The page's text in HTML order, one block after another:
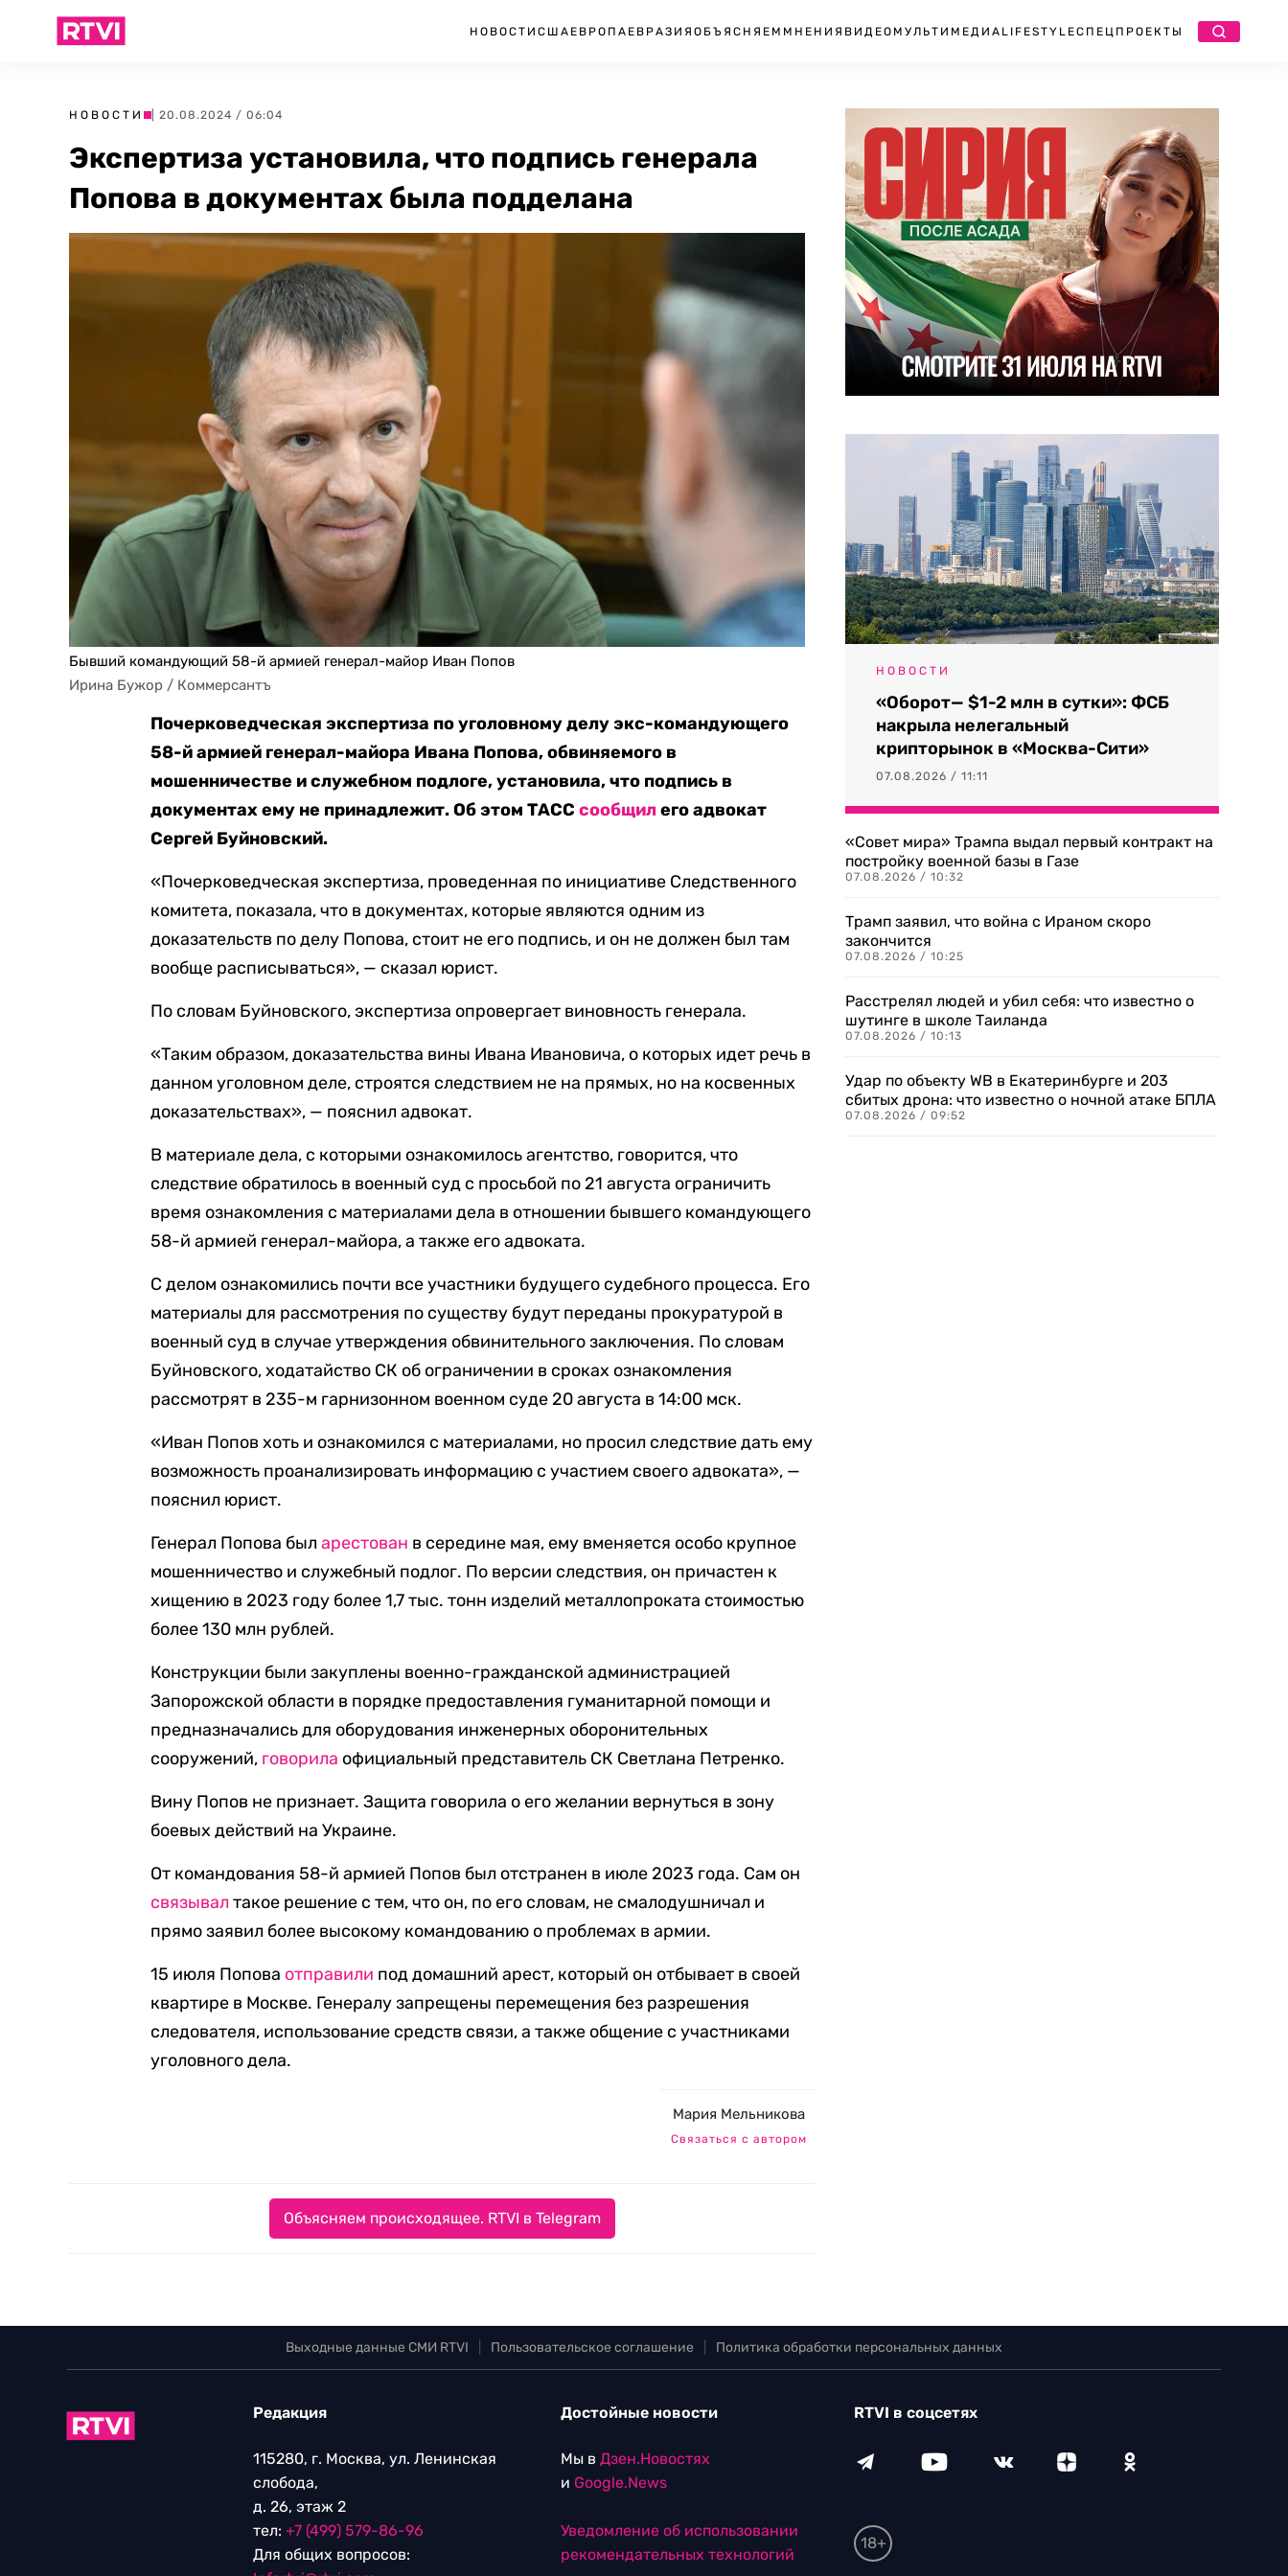
НОВОСТИ США ЕВРОПА ЕВРАЗИЯ ОБЪЯСНЯЕМ МНЕНИЯ ВИДЕО МУЛЬТИМЕДИА LIFESTYLEСПЕЦПРОЕКТЫ
НОВОСТИ | 20.08.2024 / 06:04
Экспертиза установила, что подпись генерала
Попова в документах была подделана
Бывший командующий 58-й армией генерал-майор Иван Попов
Ирина Бужор / Коммерсантъ
Почерковедческая экспертиза по уголовному делу экс-командующего
58-й армией генерал-майора Ивана Попова, обвиняемого в
мошенничестве и служебном подлоге, установила, что подпись в
документах ему не принадлежит. Об этом ТАССсообщилего адвокат
Сергей Буйновский.
«Почерковедческая экспертиза, проведенная по инициативе Следственного
комитета, показала, что в документах, которые являются одним из
доказательств по делу Попова, стоит не его подпись, и он не должен был там
вообще расписываться», — сказал юрист.
По словам Буйновского, экспертиза опровергает виновность генерала.
«Таким образом, доказательства вины Ивана Ивановича, о которых идет речь в
данном уголовном деле, строятся следствием не на прямых, но на косвенных
доказательствах», — пояснил адвокат.
В материале дела, с которыми ознакомилось агентство, говорится, что
следствие обратилось в военный суд с просьбой по 21 августа ограничить
время ознакомления с материалами дела в отношении бывшего командующего
58-й армией генерал-майора, а также его адвоката.
С делом ознакомились почти все участники будущего судебного процесса. Его
материалы для рассмотрения по существу будут переданы прокуратурой в
военный суд в случае утверждения обвинительного заключения. По словам
Буйновского, ходатайство СК об ограничении в сроках ознакомления
рассмотрят в 235-м гарнизонном военном суде 20 августа в 14:00 мск.
«Иван Попов хоть и ознакомился с материалами, но просил следствие дать ему
возможность проанализировать информацию с участием своего адвоката», —
пояснил юрист.
Генерал Попова быларестован в середине мая, ему вменяется особо крупное
мошенничество и служебный подлог. По версии следствия, он причастен к
хищению в 2023 году более 1,7 тыс. тонн изделий металлопроката стоимостью
более 130 млн рублей.
Конструкции были закуплены военно-гражданской администрацией
Запорожской области в порядке предоставления гуманитарной помощи и
предназначались для оборудования инженерных оборонительных
сооружений, говорила официальный представитель СК Светлана Петренко.
Вину Попов не признает. Защита говорила о его желании вернуться в зону
боевых действий на Украине.
От командования 58-й армией Попов был отстранен в июле 2023 года. Сам он
связывал такое решение с тем, что он, по его словам, не смалодушничал и
прямо заявил более высокому командованию о проблемах в армии.
15 июля Попова отправили под домашний арест, который он отбывает в своей
квартире в Москве. Генералу запрещены перемещения без разрешения
следователя, использование средств связи, а также общение с участниками
уголовного дела.
Мария Мельникова
Связаться с автором
Объясняем происходящее. RTVI в Telegram
НОВОСТИ
«Оборот— $1-2 млн в сутки»: ФСБ
накрыла нелегальный
крипторынок в «Москва-Сити»
07.08.2026 / 11:11
«Совет мира» Трампа выдал первый контракт на
постройку военной базы в Газе
07.08.2026 / 10:32
Трамп заявил, что война с Ираном скоро
закончится
07.08.2026 / 10:25
Расстрелял людей и убил себя: что известно о
шутинге в школе Таиланда
07.08.2026 / 10:13
Удар по объекту WB в Екатеринбурге и 203
сбитых дрона: что известно о ночной атаке БПЛА
07.08.2026 / 09:52
Выходные данные СМИ RTVI Пользовательское соглашение Политика обработки персональных данных
Редакция
115280, г. Москва, ул. Ленинская
слобода,
д. 26, этаж 2
тел: +7 (499) 579-86-96
Для общих вопросов:
Достойные новости
Мы в Дзен.Новостях
и Google.News
Уведомление об использовании
рекомендательных технологий
RTVI в соцсетях
18+